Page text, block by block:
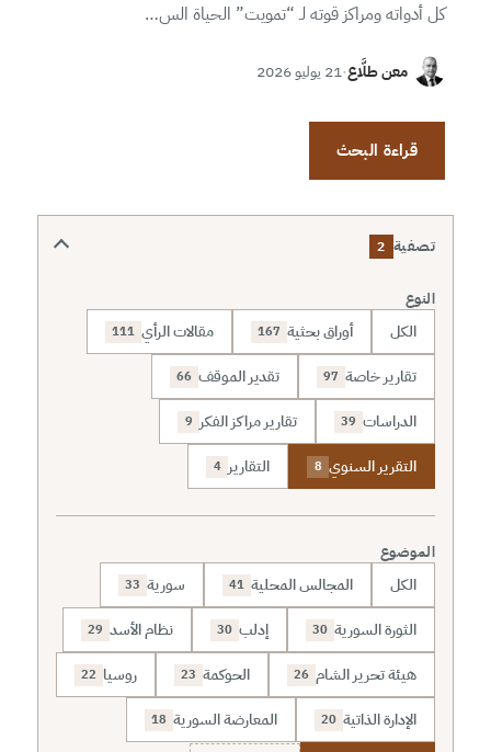
كل أدواته ومراكز قوته لـ “تمويت” الحياة الس…
معن طلَّاع·21 يوليو 2026
قراءة البحث
تصفية 2
النوع
الكل أوراق بحثية 167 مقالات الرأي 111
تقارير خاصة 97 تقدير الموقف 66
الدراسات 39 تقارير مراكز الفكر 9
التقرير السنوي 8 التقارير 4
الموضوع
الكل المجالس المحلية 41 سورية 33
الثورة السورية 30 إدلب 30 نظام الأسد 29
هيئة تحرير الشام 26 الحوكمة 23 روسيا 22
الإدارة الذاتية 20 المعارضة السورية 18